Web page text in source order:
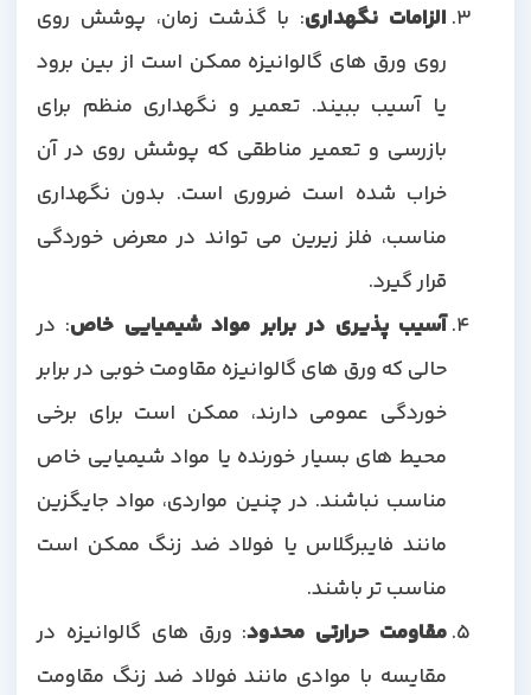
الزامات نگهداری: با گذشت زمان، پوشش روی
روی ورق های گالوانیزه ممکن است از بین برود
یا آسیب ببیند. تعمیر و نگهداری منظم برای
بازرسی و تعمیر مناطقی که پوشش روی در آن
خراب شده است ضروری است. بدون نگهداری
مناسب، فلز زیرین می تواند در معرض خوردگی
قرار گیرد.
آسیب پذیری در برابر مواد شیمیایی خاص: در
حالی که ورق های گالوانیزه مقاومت خوبی در برابر
خوردگی عمومی دارند، ممکن است برای برخی
محیط های بسیار خورنده یا مواد شیمیایی خاص
مناسب نباشند. در چنین مواردی، مواد جایگزین
مانند فایبرگلاس یا فولاد ضد زنگ ممکن است
مناسب تر باشند.
مقاومت حرارتی محدود: ورق های گالوانیزه در
مقایسه با موادی مانند فولاد ضد زنگ مقاومت